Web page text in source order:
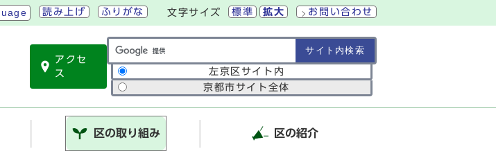
読み上げ ふりがな 文字サイズ 標準 拡大 お問い合わせ
アクセ
ス
サイト内検索の範囲 左京区サイト内
京都市サイト全体
区の取り組み 区の紹介